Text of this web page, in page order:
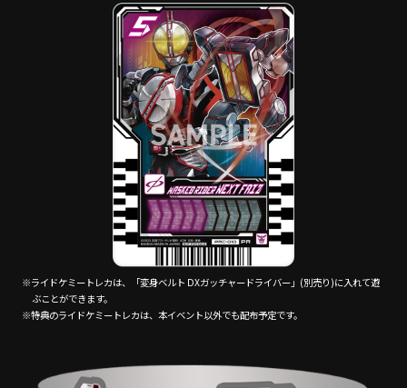
※ライドケミートレカは、「変身ベルト DXガッチャードライバー」(別売り)に入れて遊
ぶことができます。
※特典のライドケミートレカは、本イベント以外でも配布予定です。